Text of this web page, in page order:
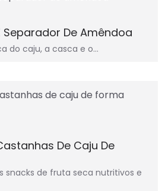
Separador De Amêndoa
do caju, a casca e o…
De Caju De
snacks de fruta seca nutritivos e